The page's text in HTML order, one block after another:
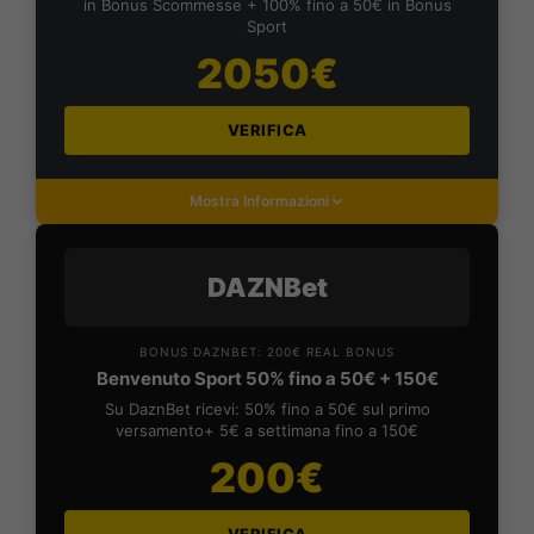
in Bonus Scommesse + 100% fino a 50€ in Bonus
Sport
2050€
VERIFICA
Mostra Informazioni
DAZNBet
BONUS DAZNBET: 200€ REAL BONUS
Benvenuto Sport 50% fino a 50€ + 150€
Su DaznBet ricevi: 50% fino a 50€ sul primo
versamento+ 5€ a settimana fino a 150€
200€